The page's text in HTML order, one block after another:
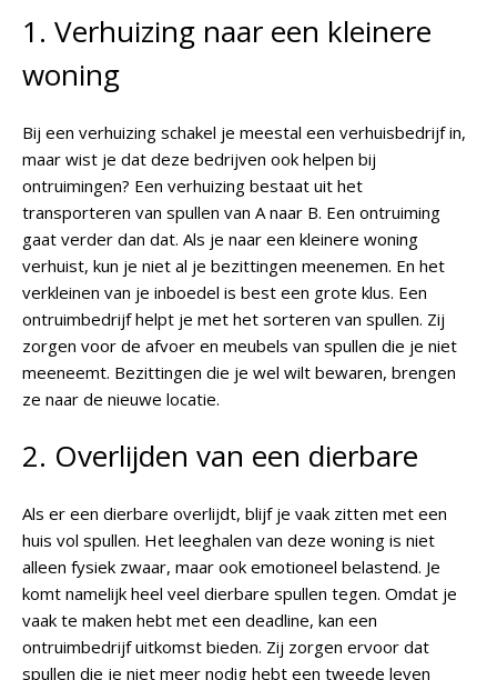
1. Verhuizing naar een kleinere
woning
Bij een verhuizing schakel je meestal een verhuisbedrijf in,
maar wist je dat deze bedrijven ook helpen bij
ontruimingen? Een verhuizing bestaat uit het
transporteren van spullen van A naar B. Een ontruiming
gaat verder dan dat. Als je naar een kleinere woning
verhuist, kun je niet al je bezittingen meenemen. En het
verkleinen van je inboedel is best een grote klus. Een
ontruimbedrijf helpt je met het sorteren van spullen. Zij
zorgen voor de afvoer en meubels van spullen die je niet
meeneemt. Bezittingen die je wel wilt bewaren, brengen
ze naar de nieuwe locatie.
2. Overlijden van een dierbare
Als er een dierbare overlijdt, blijf je vaak zitten met een
huis vol spullen. Het leeghalen van deze woning is niet
alleen fysiek zwaar, maar ook emotioneel belastend. Je
komt namelijk heel veel dierbare spullen tegen. Omdat je
vaak te maken hebt met een deadline, kan een
ontruimbedrijf uitkomst bieden. Zij zorgen ervoor dat
spullen die je niet meer nodig hebt een tweede leven